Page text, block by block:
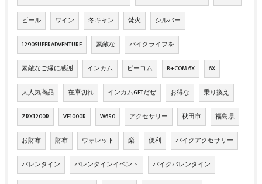
ビール ワイン 冬キャン 焚火 シルバー
1290SUPERADVENTURE 素敵な バイクライフを
素敵なご縁に感謝 インカム ビーコム B+COM 6X 6X
大人気商品 在庫切れ インカムGETだぜ お得な 乗り換え
ZRX1200R VF1000R W650 アクセサリー 秋田市 福島県
お財布 財布 ウォレット 楽 便利 バイクアクセサリー
バレンタイン バレンタインイベント バイクバレンタイン